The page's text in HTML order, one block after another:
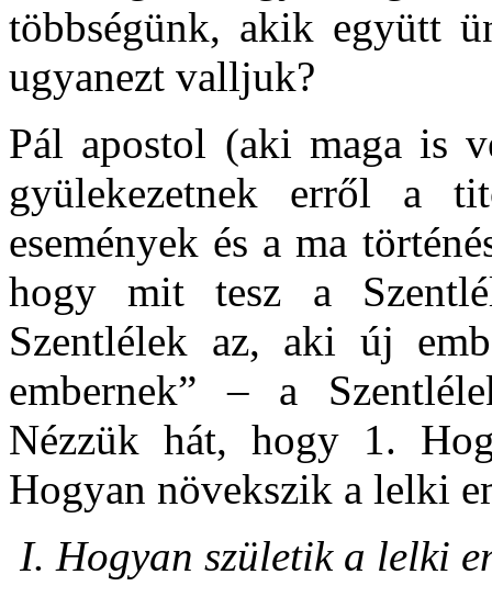
többségünk, akik együtt
ugyanezt valljuk?
Pál apostol (aki maga is
gyülekezetnek erről a
események és a ma
hogy mit tesz a
Szentlélek az, aki új
embernek” – a
Nézzük hát, hogy 1.
Hogyan növekszik a lelki
I. Hogyan születik a lelki